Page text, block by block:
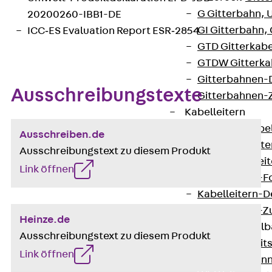
G Gitterbahn,
GI Gitterbahn,
GTD
GTDW
Gitterbahnen-
Gitterbahnen-
Kabelleitern
LGG
LGGS
Kabelleitern-
Kabelleitern-
Kabelleitern-
WPL
20200260-IBB1-DE
ICC‐ES Evaluation Report ESR‐2854
Ausschreibungstexte
Ausschreiben.de
Ausschreibungstext zu diesem Produkt
Link öffnen
Heinze.de
Ausschreibungstext zu diesem Produkt
Link öffnen